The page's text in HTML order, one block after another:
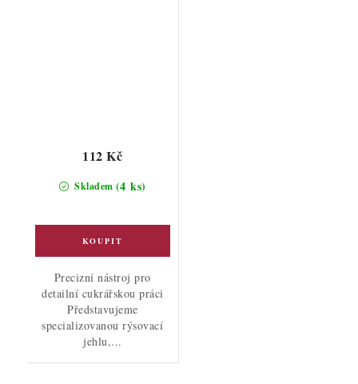
Skladem (4 ks)
112 Kč
Precizní nástroj pro
detailní cukrářskou práci
Představujeme
specializovanou rýsovací
jehlu,...